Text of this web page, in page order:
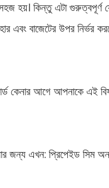
হয়। কিন্তু এটা গুরুত্বপূর্ণ
এবং বাজেটের উপর নির্ভর
কেনার আগে আপনাকে এই
জন্য এখন: প্রিপেইড সিম